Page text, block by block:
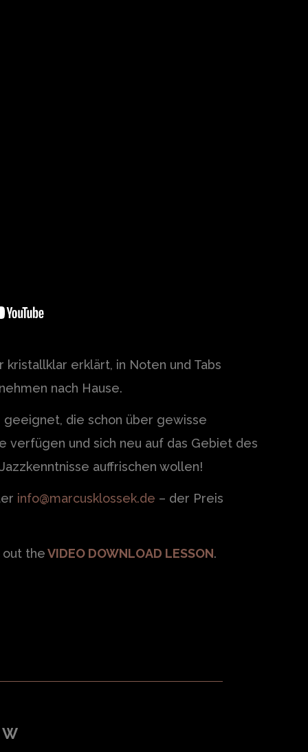
erklärt, in Noten und Tabs
nach Hause.
die schon über gewisse
verfügen und sich neu auf das Gebiet des
auffrischen wollen!
info@marcusklossek.de – der Preis
out theVIDEO DOWNLOAD LESSON.